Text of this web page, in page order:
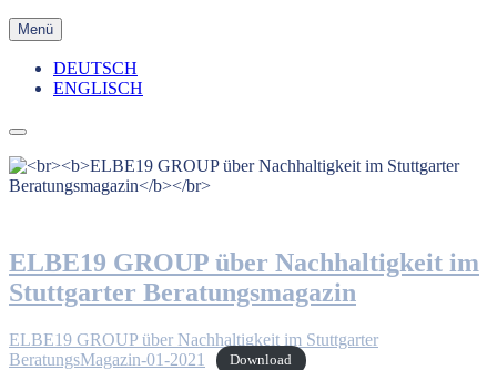
Skip
to
content
Menü
DEUTSCH
ENGLISCH
ELBE19 GROUP über Nachhaltigkeit im
Stuttgarter Beratungsmagazin
ELBE19 GROUP über Nachhaltigkeit im Stuttgarter
BeratungsMagazin-01-2021
Download